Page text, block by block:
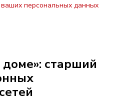
персональных данных
старший